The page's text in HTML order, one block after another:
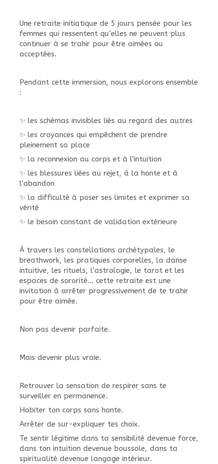
Une retraite initiatique de 5 jours pensée pour les
femmes qui ressentent qu’elles ne peuvent plus
continuer à se trahir pour être aimées ou
acceptées.
Pendant cette immersion, nous explorons ensemble
:
✨ les schémas invisibles liés au regard des autres
✨ les croyances qui empêchent de prendre
pleinement sa place
✨ la reconnexion au corps et à l’intuition
✨ les blessures liées au rejet, à la honte et à
l’abandon
✨ la difficulté à poser ses limites et exprimer sa
vérité
✨ le besoin constant de validation extérieure
À travers les constellations archétypales, le
breathwork, les pratiques corporelles, la danse
intuitive, les rituels, l’astrologie, le tarot et les
espaces de sororité… cette retraite est une
invitation à arrêter progressivement de te trahir
pour être aimée.
Non pas devenir parfaite.
Mais devenir plus vraie.
Retrouver la sensation de respirer sans te
surveiller en permanence.
Habiter ton corps sans honte.
Arrêter de sur-expliquer tes choix.
Te sentir légitime dans ta sensibilité devenue force,
dans ton intuition devenue boussole, dans ta
spiritualité devenue langage intérieur.